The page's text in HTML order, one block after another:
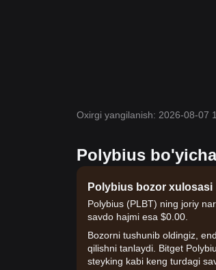
Oxirgi yangilanish: 2026-08-07
Polybius
Polybius bozor xulosasi
Polybius (PLBT) ning joriy
savdo hajmi esa $0.00.
Bozorni tushunib oldingiz,
qilishni tanlaydi. Bitget
steyking kabi keng turdagi